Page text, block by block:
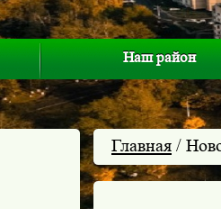
Наш район
Главная /